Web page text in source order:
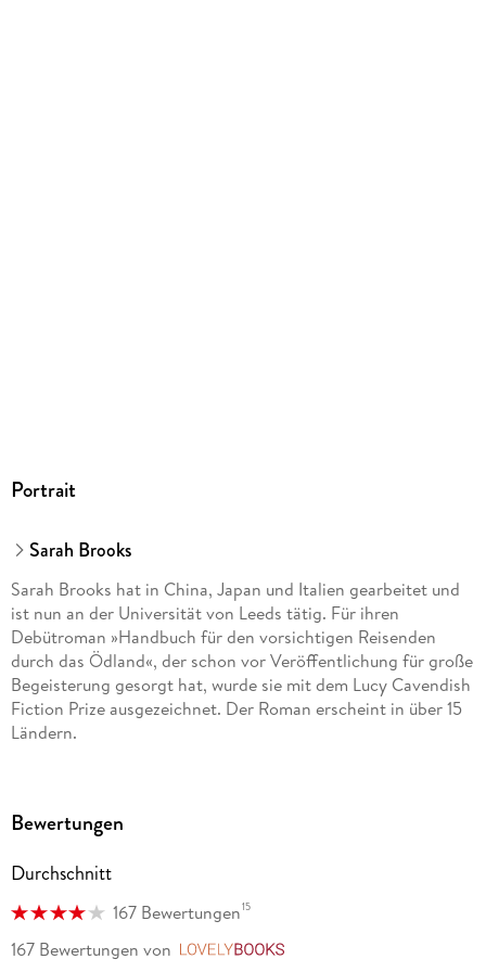
Portrait
Sarah Brooks
Sarah Brooks hat in China, Japan und Italien gearbeitet und
ist nun an der Universität von Leeds tätig. Für ihren
Debütroman »Handbuch für den vorsichtigen Reisenden
durch das Ödland«, der schon vor Veröffentlichung für große
Begeisterung gesorgt hat, wurde sie mit dem Lucy Cavendish
Fiction Prize ausgezeichnet. Der Roman erscheint in über 15
Ländern.
Bewertungen
Durchschnitt
167 Bewertungen15
167 Bewertungen von